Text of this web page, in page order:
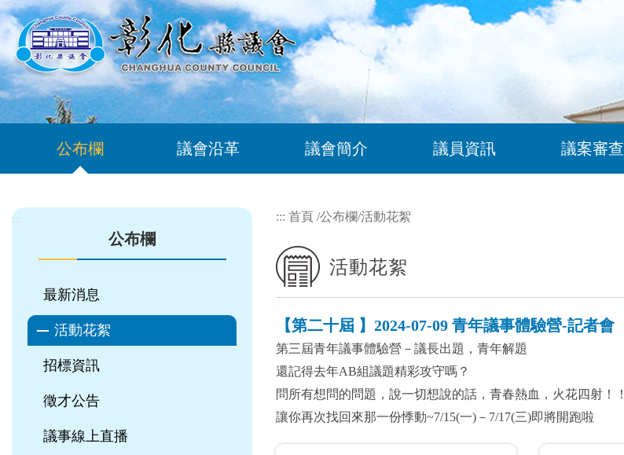
跳到主要內容區塊
公布欄 議會沿革 議會簡介 議員資訊 議案審查
:::
公布欄
最新消息
活動花絮
招標資訊
徵才公告
議事線上直播
::: 首頁 /公布欄/活動花絮
活動花絮
【第二十屆 】2024-07-09 青年議事體驗營-記者會
第三屆青年議事體驗營－議長出題，青年解題
還記得去年AB組議題精彩攻守嗎？
問所有想問的問題，說一切想說的話，青春熱血，火花四射！！
讓你再次找回來那一份悸動~7/15(一)－7/17(三)即將開跑啦